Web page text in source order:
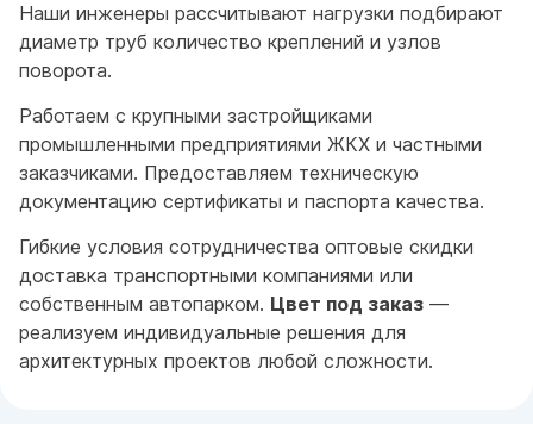
Наши инженеры рассчитывают нагрузки подбирают
диаметр труб количество креплений и узлов
поворота.
Работаем с крупными застройщиками
промышленными предприятиями ЖКХ и частными
заказчиками. Предоставляем техническую
документацию сертификаты и паспорта качества.
Гибкие условия сотрудничества оптовые скидки
доставка транспортными компаниями или
собственным автопарком. Цвет под заказ —
реализуем индивидуальные решения для
архитектурных проектов любой сложности.